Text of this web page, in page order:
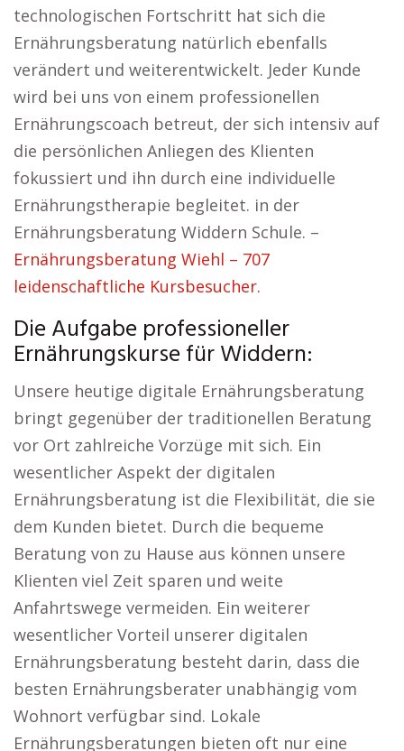
technologischen Fortschritt hat sich die
Ernährungsberatung natürlich ebenfalls
verändert und weiterentwickelt. Jeder Kunde
wird bei uns von einem professionellen
Ernährungscoach betreut, der sich intensiv auf
die persönlichen Anliegen des Klienten
fokussiert und ihn durch eine individuelle
Ernährungstherapie begleitet. in der
Ernährungsberatung Widdern Schule. –
Ernährungsberatung Wiehl – 707
leidenschaftliche Kursbesucher.
Die Aufgabe professioneller
Ernährungskurse für Widdern:
Unsere heutige digitale Ernährungsberatung
bringt gegenüber der traditionellen Beratung
vor Ort zahlreiche Vorzüge mit sich. Ein
wesentlicher Aspekt der digitalen
Ernährungsberatung ist die Flexibilität, die sie
dem Kunden bietet. Durch die bequeme
Beratung von zu Hause aus können unsere
Klienten viel Zeit sparen und weite
Anfahrtswege vermeiden. Ein weiterer
wesentlicher Vorteil unserer digitalen
Ernährungsberatung besteht darin, dass die
besten Ernährungsberater unabhängig vom
Wohnort verfügbar sind. Lokale
Ernährungsberatungen bieten oft nur eine